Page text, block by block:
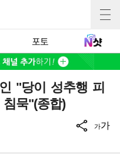
포토
"당이 성추행 피
묵"(종합)
가가